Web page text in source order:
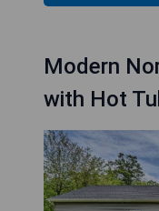
Modern
with Hot